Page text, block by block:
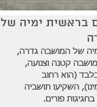
בראשית ימיה של
של המושבה גדרה,
קטנה וצנועה,
(הוא רחוב
השקיעו תושביה
פורים.